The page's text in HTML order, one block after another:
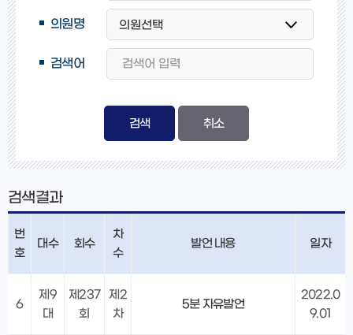
의원명
검색어
검색
검색결과
번
호
대수 회수
차
수
발언 내용 일자
6
제9
대
제237
회
제2
차
5분 자유발언
2022.0
9.01